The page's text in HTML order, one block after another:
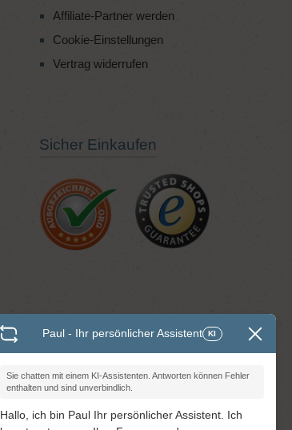
Affiliate-Partner werden
Cookie-Einstellungen
Vertrag widerrufen
Sicher Einkaufen
Paul - Ihr persönlicher Assistent KI
Sie chatten mit einem KI-Assistenten. Antworten können Fehler
enthalten und sind unverbindlich.
Hallo, ich bin Paul Ihr persönlicher Assistent. Ich